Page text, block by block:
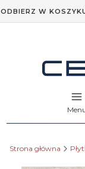
ODBIERZ W
Strona główna